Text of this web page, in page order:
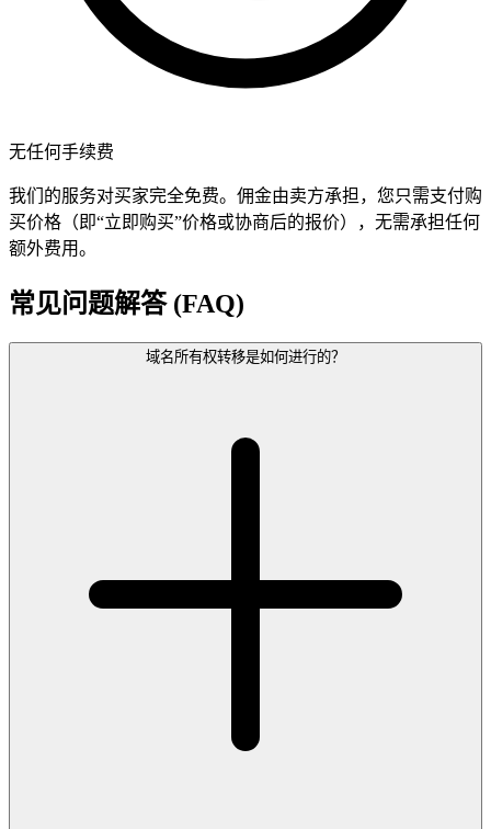
无任何手续费
我们的服务对买家完全免费。佣金由卖方承担，您只需支付购
买价格（即“立即购买”价格或协商后的报价），无需承担任何
额外费用。
常见问题解答 (FAQ)
域名所有权转移是如何进行的？